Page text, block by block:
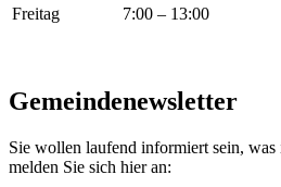
Freitag
7:00 – 13:00
Gemeindenewsletter
Sie wollen laufend informiert sein,
melden Sie sich hier an: